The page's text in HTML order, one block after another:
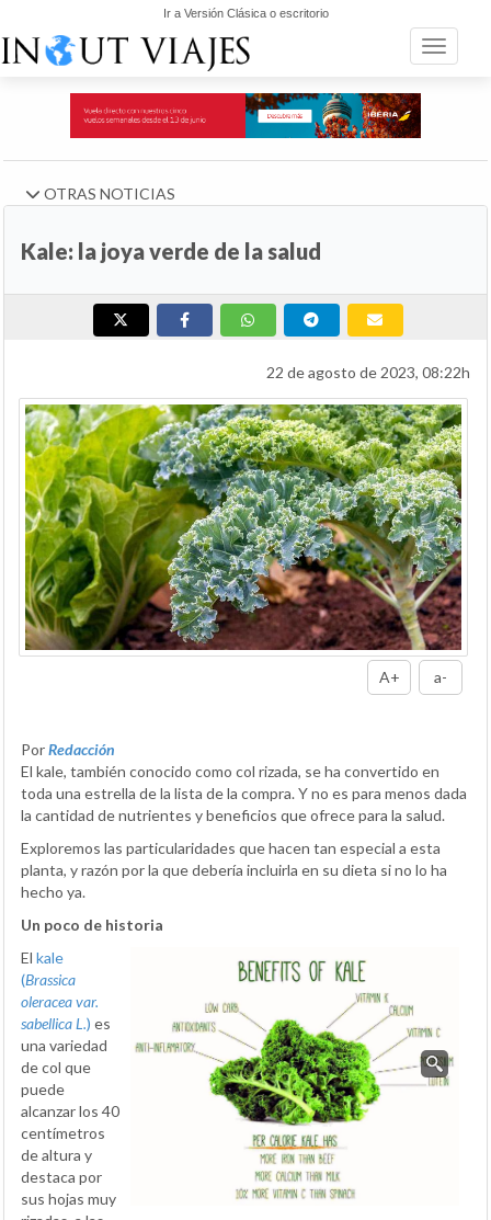
Ir a Versión Clásica o escritorio
Toggle
OTRAS NOTICIAS
Kale: la joya verde de la salud
22 de agosto de 2023, 08:22h
A+ a-
PorRedacción
El kale, también conocido como col rizada, se ha convertido en
toda una estrella de la lista de la compra. Y no es para menos dada
la cantidad de nutrientes y beneficios que ofrece para la salud.
Exploremos las particularidades que hacen tan especial a esta
planta, y razón por la que debería incluirla en su dieta si no lo ha
hecho ya.
Un poco de historia
El kale
(Brassica
oleracea var.
sabellica L.) es
una variedad
de col que
puede
alcanzar los 40
centímetros
de altura y
destaca por
sus hojas muy